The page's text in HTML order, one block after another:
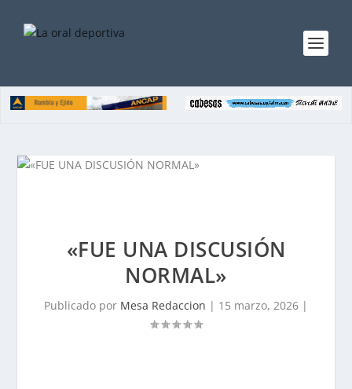
«FUE UNA DISCUSIÓN
NORMAL»
Publicado por Mesa Redaccion | 15 marzo, 2026 |